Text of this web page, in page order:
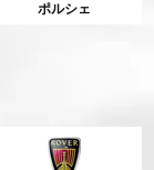
ポルシェ